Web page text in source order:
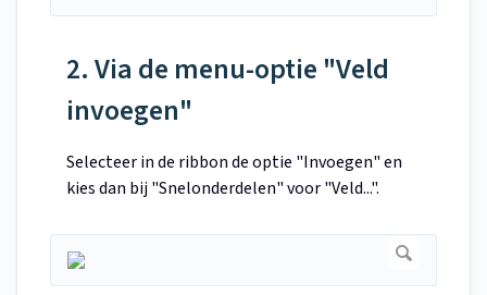
2. Via de menu-optie "Veld
invoegen"
Selecteer in de ribbon de optie "Invoegen" en
kies dan bij "Snelonderdelen" voor "Veld...".